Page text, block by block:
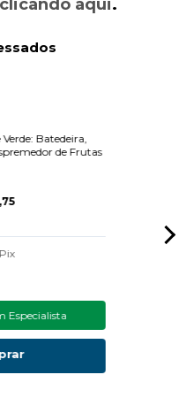
clicando aqui.
Batedeira,
de Frutas
Especialista